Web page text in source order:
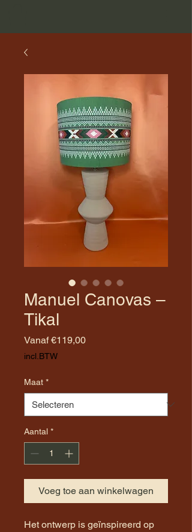
Manuel Canovas –
Tikal
Vanaf€119,00Verkoopprijs
incl.BTW
Maat *
Aantal *
Voeg toe aan winkelwagen
Het ontwerp is geïnspireerd op